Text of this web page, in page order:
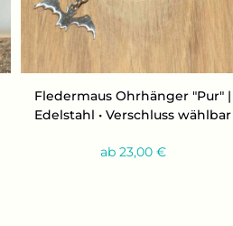
Fle­der­maus Ohr­hän­ger "Pur" |
Edel­stahl • Ver­schluss wähl­bar
ab 23,00 €